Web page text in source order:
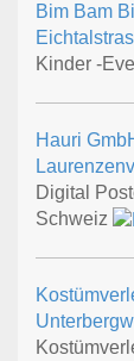
Bim Bam
Kinder -
Hauri
Digital
Schweiz